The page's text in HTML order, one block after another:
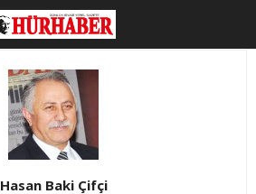
Hasan Baki Çifçi